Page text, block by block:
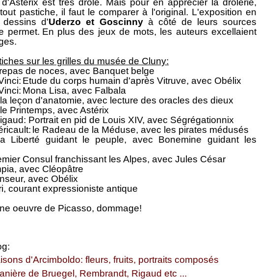
pastiche, il faut le comparer à l'original. L'exposition en
d'Uderzo et Goscinnyà côté de leurs sources
permet. En plus des jeux de mots, les auteurs excellaient
sur les grilles du musée de Cluny:
de noces, avec Banquet belge
Etude du corps humain d'après Vitruve, avec Obélix
Mona Lisa, avec Falbala
leçon d'anatomie, avec lecture des oracles des dieux
Printemps, avec Astérix
Portrait en pid de Louis XIV, avec Ségrégationnix
le Radeau de la Méduse, avec les pirates médusés
a Liberté guidant le peuple, avec Bonemine guidant les
Consul franchissant les Alpes, avec Jules César
avec Cléopâtre
avec Obélix
courant expressioniste antique
oeuvre de Picasso, dommage!
d'Arcimboldo: fleurs, fruits, portraits composés
de Bruegel, Rembrandt, Rigaud etc ...